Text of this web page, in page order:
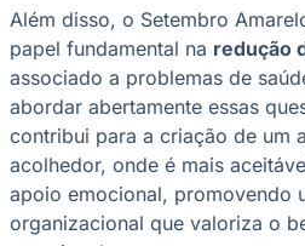
Além disso, o Setembro
papel fundamental na redução
associado a problemas de
abordar abertamente essas
contribui para a criação de um
acolhedor, onde é mais
apoio emocional, promovendo
organizacional que valoriza o